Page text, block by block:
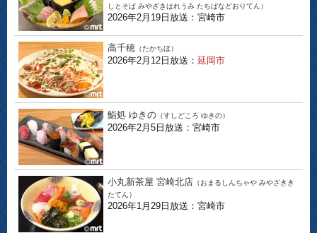
しとそば みやざきはれうみ たちばなどおりてん）
2026年2月19日放送：宮崎市
高千穂 （たかちほ）
2026年2月12日放送： 延岡市
鮨処 ゆきの （すしどころ ゆきの）
2026年2月5日放送：宮崎市
小丸新茶屋 宮崎北店 （おまるしんちゃや みやざきき
たてん）
2026年1月29日放送：宮崎市